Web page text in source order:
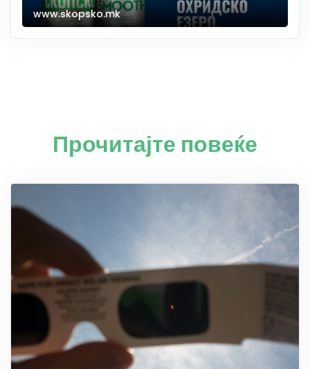
www.skopsko.mk
Прочитајте повеќе